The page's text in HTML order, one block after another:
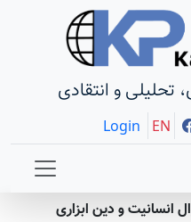
تحلیلی و انتقادی
Login EN
انسانیت و دین ابزاری